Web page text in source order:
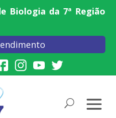
Biologia da 7ª Região